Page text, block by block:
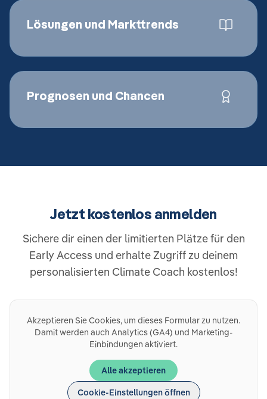
Lösungen und Markttrends
Prognosen und Chancen
Jetzt kostenlos anmelden
Sichere dir einen der limitierten Plätze für den
Early Access und erhalte Zugriff zu deinem
personalisierten Climate Coach kostenlos!
Akzeptieren Sie Cookies, um dieses Formular zu nutzen.
Damit werden auch Analytics (GA4) und Marketing-
Einbindungen aktiviert.
Alle akzeptieren
Cookie-Einstellungen öffnen